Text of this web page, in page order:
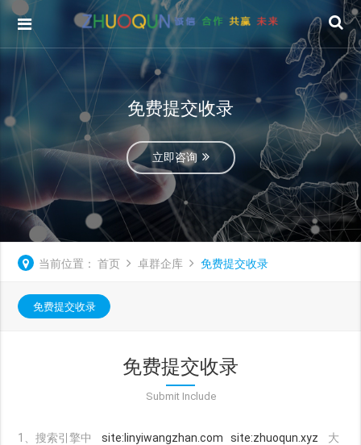
免费提交收录
立即咨询
当前位置： 首页 卓群企库 免费提交收录
免费提交收录
免费提交收录
Submit Include
1、搜索引擎中site:linyiwangzhan.com site:zhuoqun.xyz 大